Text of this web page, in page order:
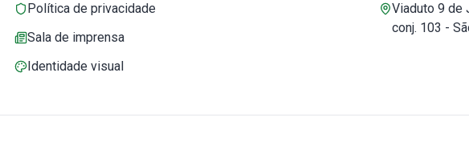
Política de privacidade
Sala de imprensa
Identidade visual
Viaduto 9 de
conj. 103 -